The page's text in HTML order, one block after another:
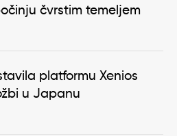
čvrstim temeljem
platformu Xenios
u Japanu